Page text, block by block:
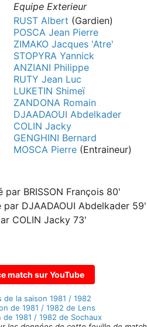
Equipe Exterieur
RUST Albert (Gardien)
POSCA Jean Pierre
ZIMAKO Jacques 'Atre'
STOPYRA Yannick
ANZIANI Philippe
RUTY Jean Luc
LUKETIN Shimeï
ZANDONA Romain
DJAADAOUI Abdelkader
COLIN Jacky
GENGHINI Bernard
MOSCA Pierre(Entraineur)
par BRISSON François 80'
par DJAADAOUI Abdelkader 59'
COLIN Jacky 73'
match sur YouTube
la saison 1981 / 1982
de 1981 / 1982 de Lens
1981 / 1982 de Sochaux